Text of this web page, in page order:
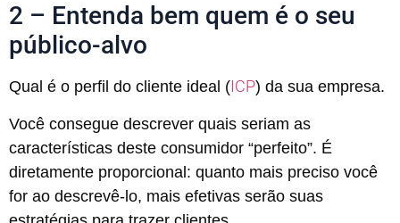
2 – Entenda bem quem é o seu
público-alvo
Qual é o perfil do cliente ideal (ICP) da sua empresa.
Você consegue descrever quais seriam as
características deste consumidor “perfeito”. É
diretamente proporcional: quanto mais preciso você
for ao descrevê-lo, mais efetivas serão suas